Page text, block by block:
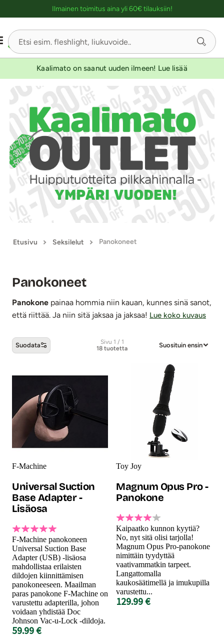
Ilmainen toimitus aina yli 60€ tilauksiin!
Kaalimato on saanut uuden ilmeen! Lue lisää
Etusivu Seksilelut Panokoneet
Panokoneet
Panokone painaa hommia niin kauan, kunnes sinä sanot,
että riittää. Ja niin sitä jaksaa ja jaksaa! Lue koko kuvaus
Suodata
Sivu 1 / 1
18 tuotetta
Suosituin ensin
F-Machine
Universal Suction
Base Adapter -
Lisäosa
F-Machine panokoneen
Universal Suction Base
Adapter (USB) -lisäosa
mahdollistaa erilaisten
dildojen kiinnittämisen
panokoneeseen. Maailman
paras panokone F-Machine on
varustettu adapterilla, johon
voidaan yhdistää Doc
Johnson Vac-u-Lock -dildoja.
59.99 €
Toy Joy
Magnum Opus Pro -
Panokone
Kaipaatko kunnon kyytiä?
No, nyt sitä olisi tarjolla!
Magnum Opus Pro-panokone
nimittäin tyydyttää
vaativammatkin tarpeet.
Langattomalla
kaukosäätimellä ja imukupilla
varustettu...
129.99 €